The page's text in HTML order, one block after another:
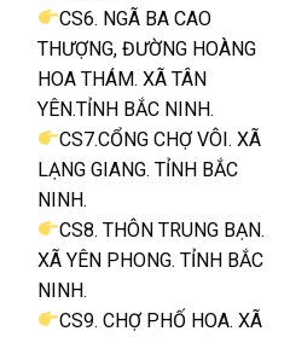
CS6. NGÃ BA CAO
THƯỢNG, ĐƯỜNG HOÀNG
HOA THÁM. XÃ TÂN
YÊN.TỈNH BẮC NINH.
CS7.CỔNG CHỢ VÔI. XÃ
LẠNG GIANG. TỈNH BẮC
NINH.
CS8. THÔN TRUNG BẠN.
XÃ YÊN PHONG. TỈNH BẮC
NINH.
CS9. CHỢ PHỐ HOA. XÃ